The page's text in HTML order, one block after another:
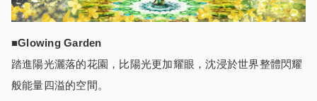
■Glowing Garden
踏進陽光灑落的花園，比陽光更加耀眼，沈浸於世界整體閃耀
般能量四溢的空間。